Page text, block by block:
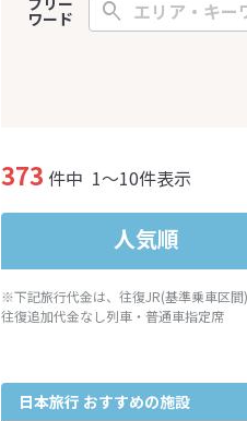
ワード
373 件中 1～10件表示
人気順
※下記旅行代金は、往復JR(基準乗車区間)
往復追加代金なし列車・普通車指定席
日本旅行 おすすめの施設